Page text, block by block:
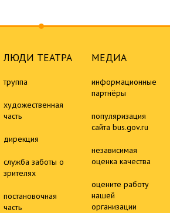
ЛЮДИ ТЕАТРА
труппа
художественная
часть
дирекция
служба заботы о
зрителях
постановочная
часть
МЕДИА
информационные
партнёры
популяризация
сайта bus.gov.ru
независимая
оценка качества
оцените работу
нашей
организации